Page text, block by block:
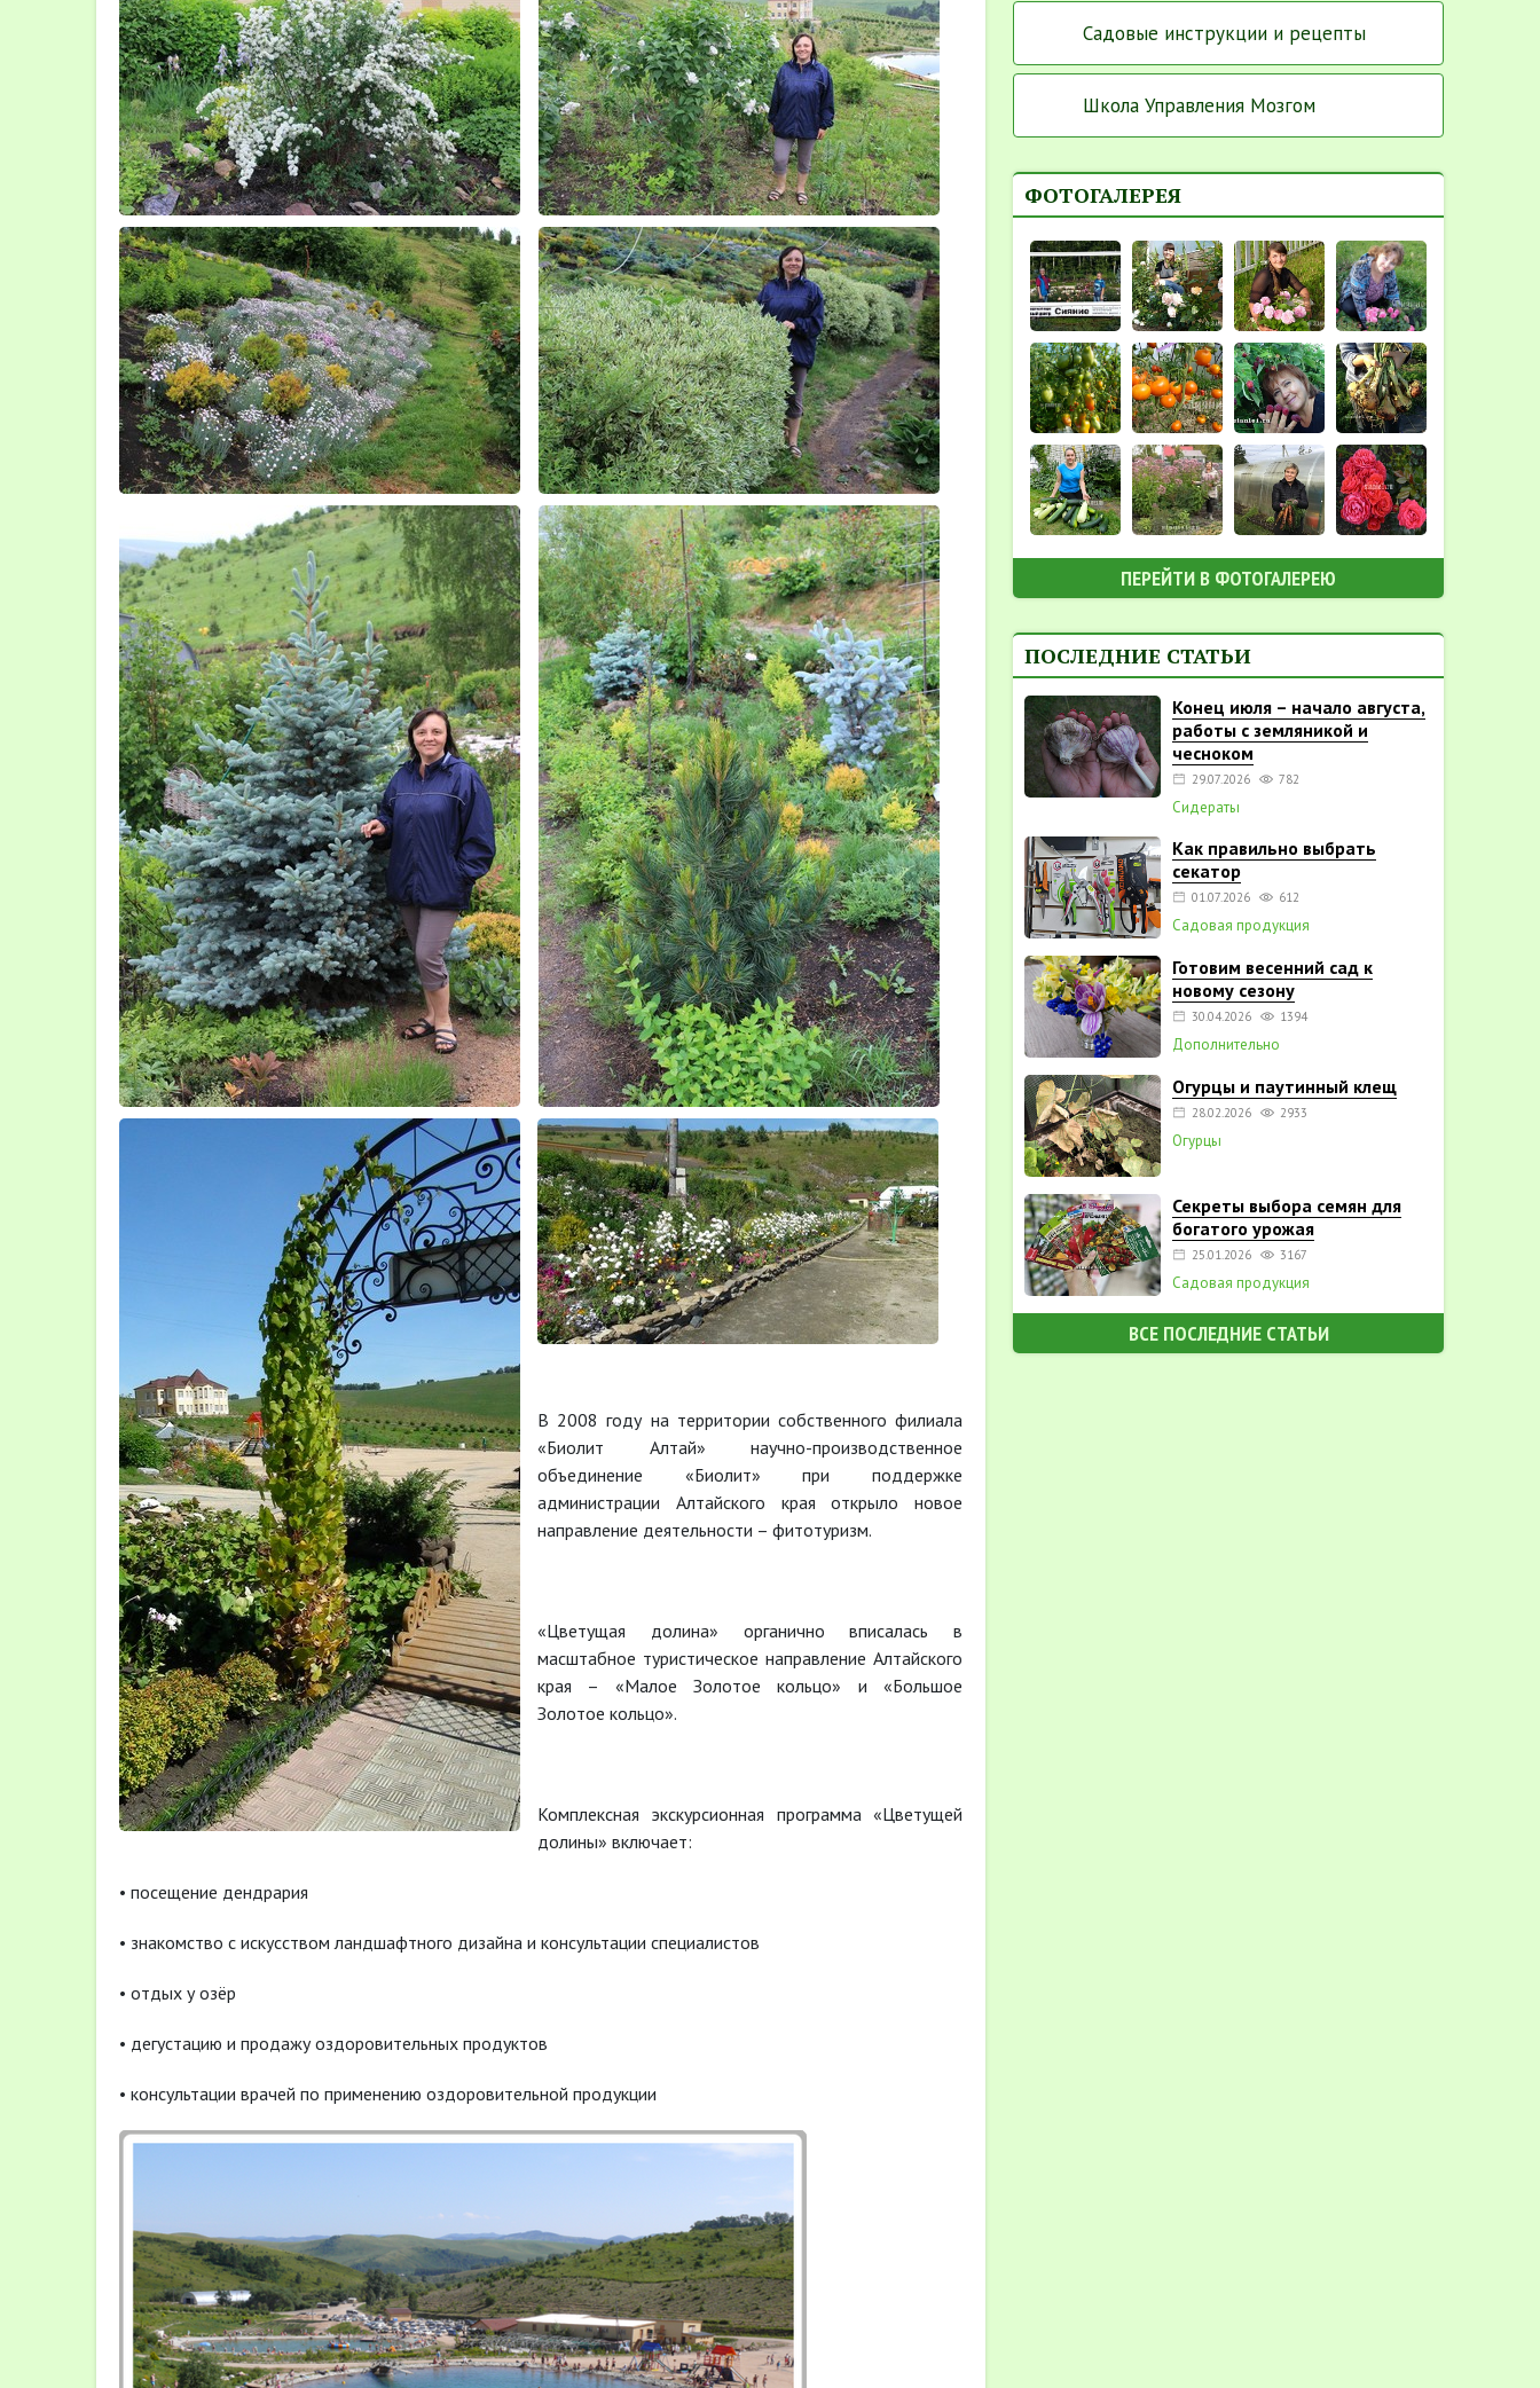
В 2008 году на территории собственного филиала
«Биолит Алтай» научно-производственное
объединение «Биолит» при поддержке
администрации Алтайского края открыло новое
направление деятельности – фитотуризм.
«Цветущая долина» органично вписалась в
масштабное туристическое направление Алтайского
края – «Малое Золотое кольцо» и «Большое
Золотое кольцо».
Комплексная экскурсионная программа «Цветущей
долины» включает:
• посещение дендрария
• знакомство с искусством ландшафтного дизайна и консультации специалистов
• отдых у озёр
• дегустацию и продажу оздоровительных продуктов
• консультации врачей по применению оздоровительной продукции
Садовые инструкции и рецепты
Школа Управления Мозгом
ФОТОГАЛЕРЕЯ
ПЕРЕЙТИ В ФОТОГАЛЕРЕЮ
ПОСЛЕДНИЕ СТАТЬИ
Конец июля – начало августа,
работы с земляникой и
чесноком
29.07.2026 782
Сидераты
Как правильно выбрать
секатор
01.07.2026 612
Садовая продукция
Готовим весенний сад к
новому сезону
30.04.2026 1394
Дополнительно
Огурцы и паутинный клещ
28.02.2026 2933
Огурцы
Секреты выбора семян для
богатого урожая
25.01.2026 3167
Садовая продукция
ВСЕ ПОСЛЕДНИЕ СТАТЬИ